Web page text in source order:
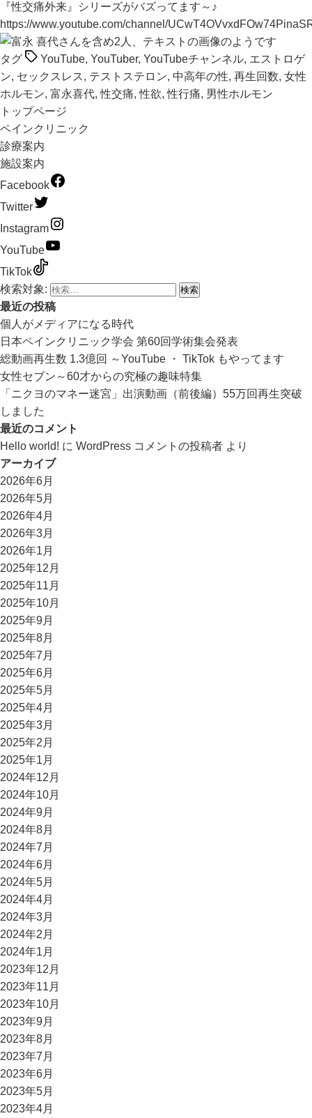
『性交痛外来』シリーズがバズってます～♪
https://www.youtube.com/channel/
タグ YouTube, YouTuber, YouTubeチャンネル, エストロゲ
ン, セックスレス, テストステロン, 中高年の性, 再生回数, 女性
ホルモン, 富永喜代,性交痛,性欲,性行痛, 男性ホルモン
トップページ
ペインクリニック
診療案内
施設案内
Facebook
Twitter
Instagram
YouTube
TikTok
検索対象:
最近の投稿
個人がメディアになる時代
日本ペインクリニック学会 第60回学術集会発表
総動画再生数 1.3億回 ～YouTube ・ TikTok もやってます
女性セブン～60才からの究極の趣味特集
「ニクヨのマネー迷宮」出演動画（前後編）55万回再生突破
しました
最近のコメント
Hello world! に WordPress コメントの投稿者 より
アーカイブ
2026年6月
2026年5月
2026年4月
2026年3月
2026年1月
2025年12月
2025年11月
2025年10月
2025年9月
2025年8月
2025年7月
2025年6月
2025年5月
2025年4月
2025年3月
2025年2月
2025年1月
2024年12月
2024年10月
2024年9月
2024年8月
2024年7月
2024年6月
2024年5月
2024年4月
2024年3月
2024年2月
2024年1月
2023年12月
2023年11月
2023年10月
2023年9月
2023年8月
2023年7月
2023年6月
2023年5月
2023年4月